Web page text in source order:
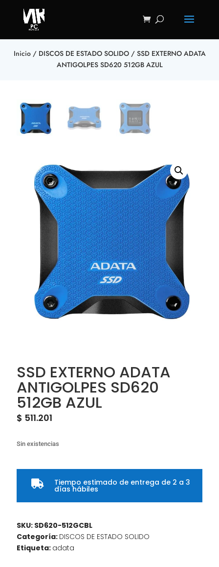
Inicio/ DISCOS DE ESTADO SOLIDO/ SSD EXTERNO ADATA
ANTIGOLPES SD620 512GB AZUL
SSD EXTERNO ADATA
ANTIGOLPES SD620
512GB AZUL
$ 511.201
Sin existencias
 Tiempo estimado de entrega de 2 a 3
días hábiles
SKU: SD620-512GCBL
Categoría: DISCOS DE ESTADO SOLIDO
Etiqueta: adata